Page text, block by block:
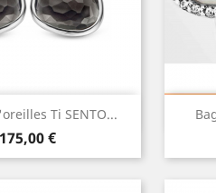
Ti SENTO...
Prix
175,00 €
rapide